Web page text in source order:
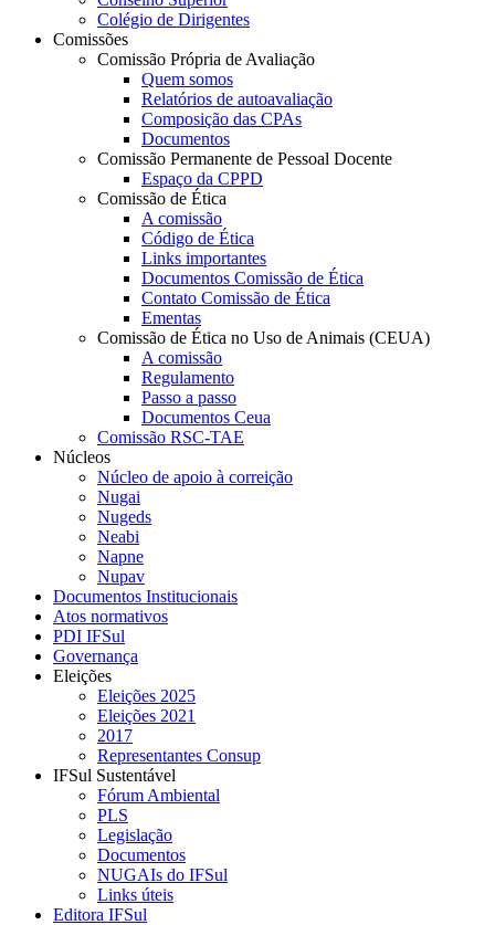
Colégio de Dirigentes
Comissões
Comissão Própria de Avaliação
Quem somos
Relatórios de autoavaliação
Composição das CPAs
Documentos
Comissão Permanente de Pessoal Docente
Espaço da CPPD
Comissão de Ética
A comissão
Código de Ética
Links importantes
Documentos Comissão de Ética
Contato Comissão de Ética
Ementas
Comissão de Ética no Uso de Animais (CEUA)
A comissão
Regulamento
Passo a passo
Documentos Ceua
Comissão RSC-TAE
Núcleos
Núcleo de apoio à correição
Nugai
Nugeds
Neabi
Napne
Nupav
Documentos Institucionais
Atos normativos
PDI IFSul
Governança
Eleições
Eleições 2025
Eleições 2021
2017
Representantes Consup
IFSul Sustentável
Fórum Ambiental
PLS
Legislação
Documentos
NUGAIs do IFSul
Links úteis
Editora IFSul